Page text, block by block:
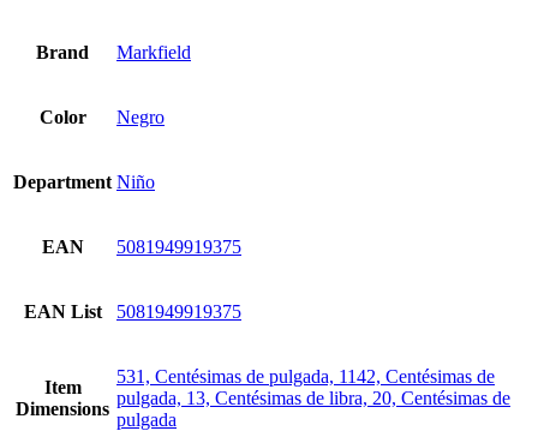
Brand Markfield
Color Negro
Department Niño
EAN 5081949919375
EAN List 5081949919375
Item
Dimensions
531, Centésimas de pulgada, 1142, Centésimas de
pulgada, 13, Centésimas de libra, 20, Centésimas de
pulgada